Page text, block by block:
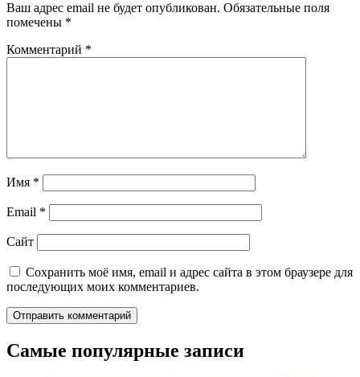
Ваш адрес email не будет опубликован. Обязательные поля
помечены *
Комментарий *
Имя *
Email *
Сайт
Сохранить моё имя, email и адрес сайта в этом браузере для
последующих моих комментариев.
Самые популярные записи